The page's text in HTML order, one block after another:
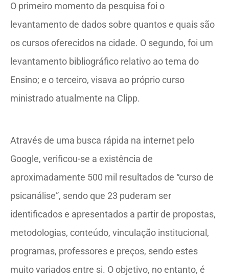
O primeiro momento da pesquisa foi o
levantamento de dados sobre quantos e quais são
os cursos oferecidos na cidade. O segundo, foi um
levantamento bibliográfico relativo ao tema do
Ensino; e o terceiro, visava ao próprio curso
ministrado atualmente na Clipp.
Através de uma busca rápida na internet pelo
Google, verificou-se a existência de
aproximadamente 500 mil resultados de “curso de
psicanálise”, sendo que 23 puderam ser
identificados e apresentados a partir de propostas,
metodologias, conteúdo, vinculação institucional,
programas, professores e preços, sendo estes
muito variados entre si. O objetivo, no entanto, é